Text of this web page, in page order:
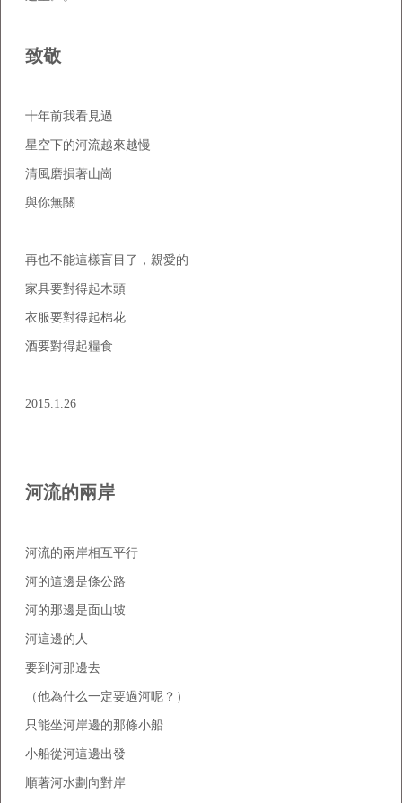
致敬
十年前我看見過
星空下的河流越來越慢
清風磨損著山崗
與你無關
再也不能這樣盲目了，親愛的
家具要對得起木頭
衣服要對得起棉花
酒要對得起糧食
2015.1.26
河流的兩岸
河流的兩岸相互平行
河的這邊是條公路
河的那邊是面山坡
河這邊的人
要到河那邊去
（他為什么一定要過河呢？）
只能坐河岸邊的那條小船
小船從河這邊出發
順著河水劃向對岸